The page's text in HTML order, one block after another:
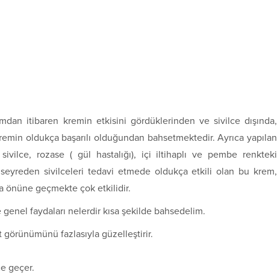
itibaren kremin etkisini gördüklerinden ve sivilce dışında,
oldukça başarılı olduğundan bahsetmektedir. Ayrıca yapılan
sivilce, rozase ( gül hastalığı), içi iltihaplı ve pembe renkteki
sivilceleri tedavi etmede oldukça etkili olan bu krem,
önüne geçmekte çok etkilidir.
genel faydaları nelerdir kısa şekilde bahsedelim.
fazlasıyla güzelleştirir.
geçer.